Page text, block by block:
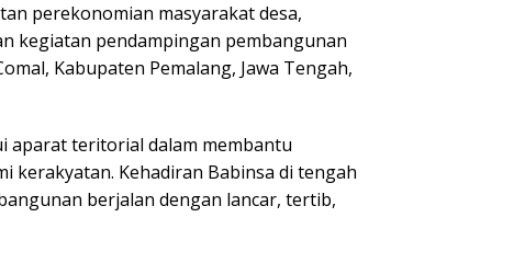
perekonomian masyarakat desa,
kegiatan pendampingan pembangunan
Kabupaten Pemalang, Jawa Tengah,
aparat teritorial dalam membantu
kerakyatan. Kehadiran Babinsa di tengah
berjalan dengan lancar, tertib,